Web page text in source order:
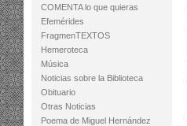
COMENTA lo que quieras
Efemérides
FragmenTEXTOS
Hemeroteca
Música
Noticias sobre la Biblioteca
Obituario
Otras Noticias
Poema de Miguel Hernández